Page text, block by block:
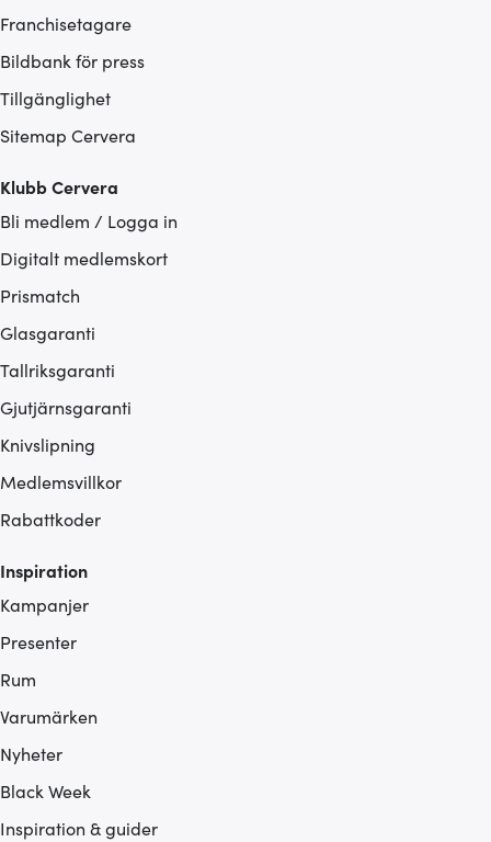
Franchisetagare
Bildbank för press
Tillgänglighet
Sitemap Cervera
Klubb Cervera
Bli medlem / Logga in
Digitalt medlemskort
Prismatch
Glasgaranti
Tallriksgaranti
Gjutjärnsgaranti
Knivslipning
Medlemsvillkor
Rabattkoder
Inspiration
Kampanjer
Presenter
Rum
Varumärken
Nyheter
Black Week
Inspiration & guider